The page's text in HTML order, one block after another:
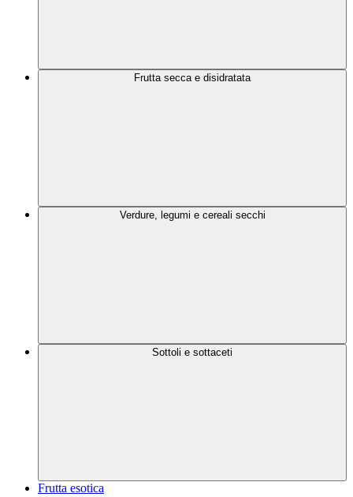
Frutta secca e disidratata
Verdure, legumi e cereali secchi
Sottoli e sottaceti
Frutta esotica